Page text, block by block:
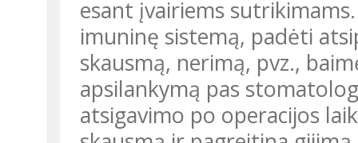
esant įvairiems
imuninę sistemą, padėti
skausmą, nerimą, pvz.,
apsilankymą pas
atsigavimo po operacijos